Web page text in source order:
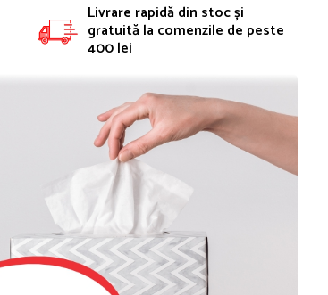
Livrare rapidă din stoc și
gratuită la comenzile de peste
400 lei